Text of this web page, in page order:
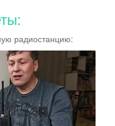
радиостанцию: